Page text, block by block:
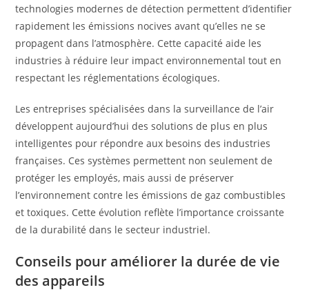
technologies modernes de détection permettent d’identifier
rapidement les émissions nocives avant qu’elles ne se
propagent dans l’atmosphère. Cette capacité aide les
industries à réduire leur impact environnemental tout en
respectant les réglementations écologiques.
Les entreprises spécialisées dans la surveillance de l’air
développent aujourd’hui des solutions de plus en plus
intelligentes pour répondre aux besoins des industries
françaises. Ces systèmes permettent non seulement de
protéger les employés, mais aussi de préserver
l’environnement contre les émissions de gaz combustibles
et toxiques. Cette évolution reflète l’importance croissante
de la durabilité dans le secteur industriel.
Conseils pour améliorer la durée de vie
des appareils